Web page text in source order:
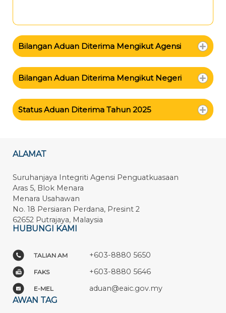
Bilangan Aduan Diterima Mengikut Agensi
Bilangan Aduan Diterima Mengikut Negeri
Status Aduan Diterima Tahun 2025
ALAMAT
Suruhanjaya Integriti Agensi Penguatkuasaan
Aras 5, Blok Menara
Menara Usahawan
No. 18 Persiaran Perdana, Presint 2
62652 Putrajaya, Malaysia
HUBUNGI KAMI
TALIAN AM +603-8880 5650
FAKS +603-8880 5646
E-MEL aduan@eaic.gov.my
AWAN TAG